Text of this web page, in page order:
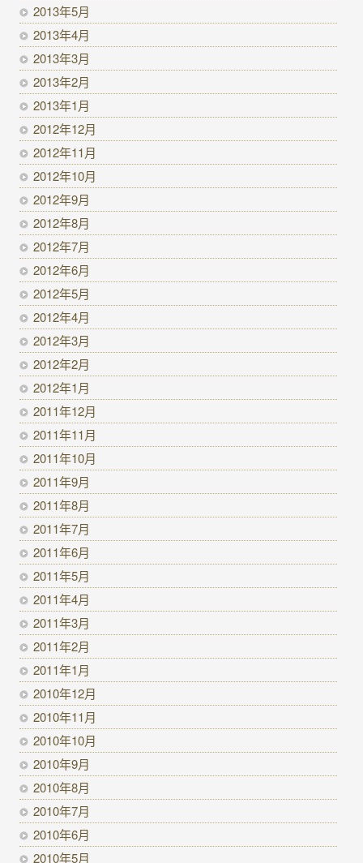
2013年5月
2013年4月
2013年3月
2013年2月
2013年1月
2012年12月
2012年11月
2012年10月
2012年9月
2012年8月
2012年7月
2012年6月
2012年5月
2012年4月
2012年3月
2012年2月
2012年1月
2011年12月
2011年11月
2011年10月
2011年9月
2011年8月
2011年7月
2011年6月
2011年5月
2011年4月
2011年3月
2011年2月
2011年1月
2010年12月
2010年11月
2010年10月
2010年9月
2010年8月
2010年7月
2010年6月
2010年5月